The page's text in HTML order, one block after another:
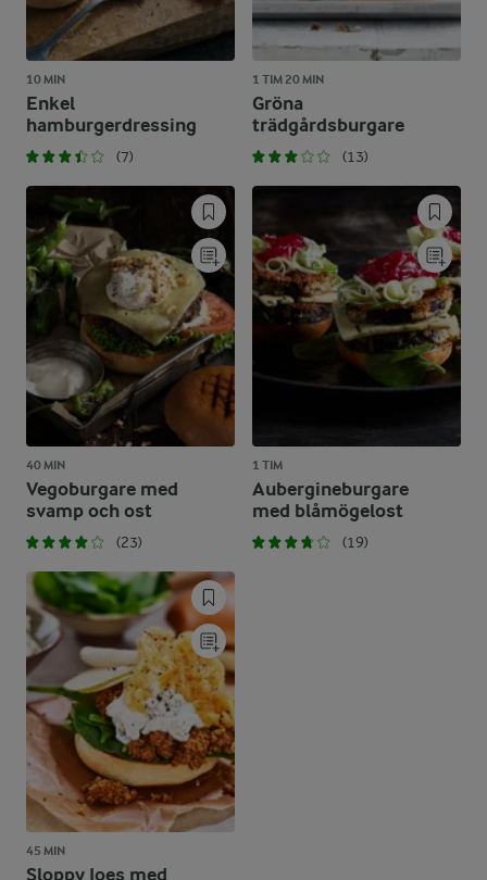
10 MIN
Enkel
hamburgerdressing
(7)
1 TIM 20 MIN
Gröna
trädgårdsburgare
(13)
40 MIN
Vegoburgare med
svamp och ost
(23)
1 TIM
Aubergineburgare
med blåmögelost
(19)
45 MIN
Sloppy Joes med